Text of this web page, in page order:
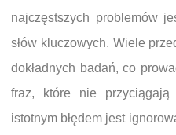
najczęstszych problemów
słów kluczowych. Wiele
dokładnych badań, co
fraz, które nie
istotnym błędem jest